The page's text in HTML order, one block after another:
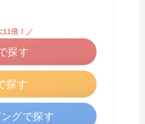
探す
11倍！／
探す
グで探す